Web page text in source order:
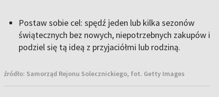
Postaw sobie cel: spędź jeden lub kilka sezonów
świątecznych bez nowych, niepotrzebnych zakupów i
podziel się tą ideą z przyjaciółmi lub rodziną.
źródło: Samorząd Rejonu Solecznickiego, fot. Getty Images